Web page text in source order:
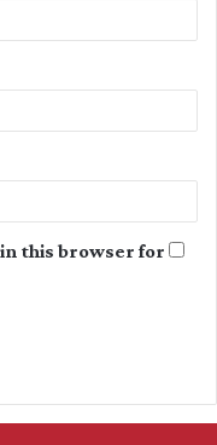
this browser for